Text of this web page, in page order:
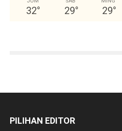
32° 29° 29°
PILIHAN EDITOR